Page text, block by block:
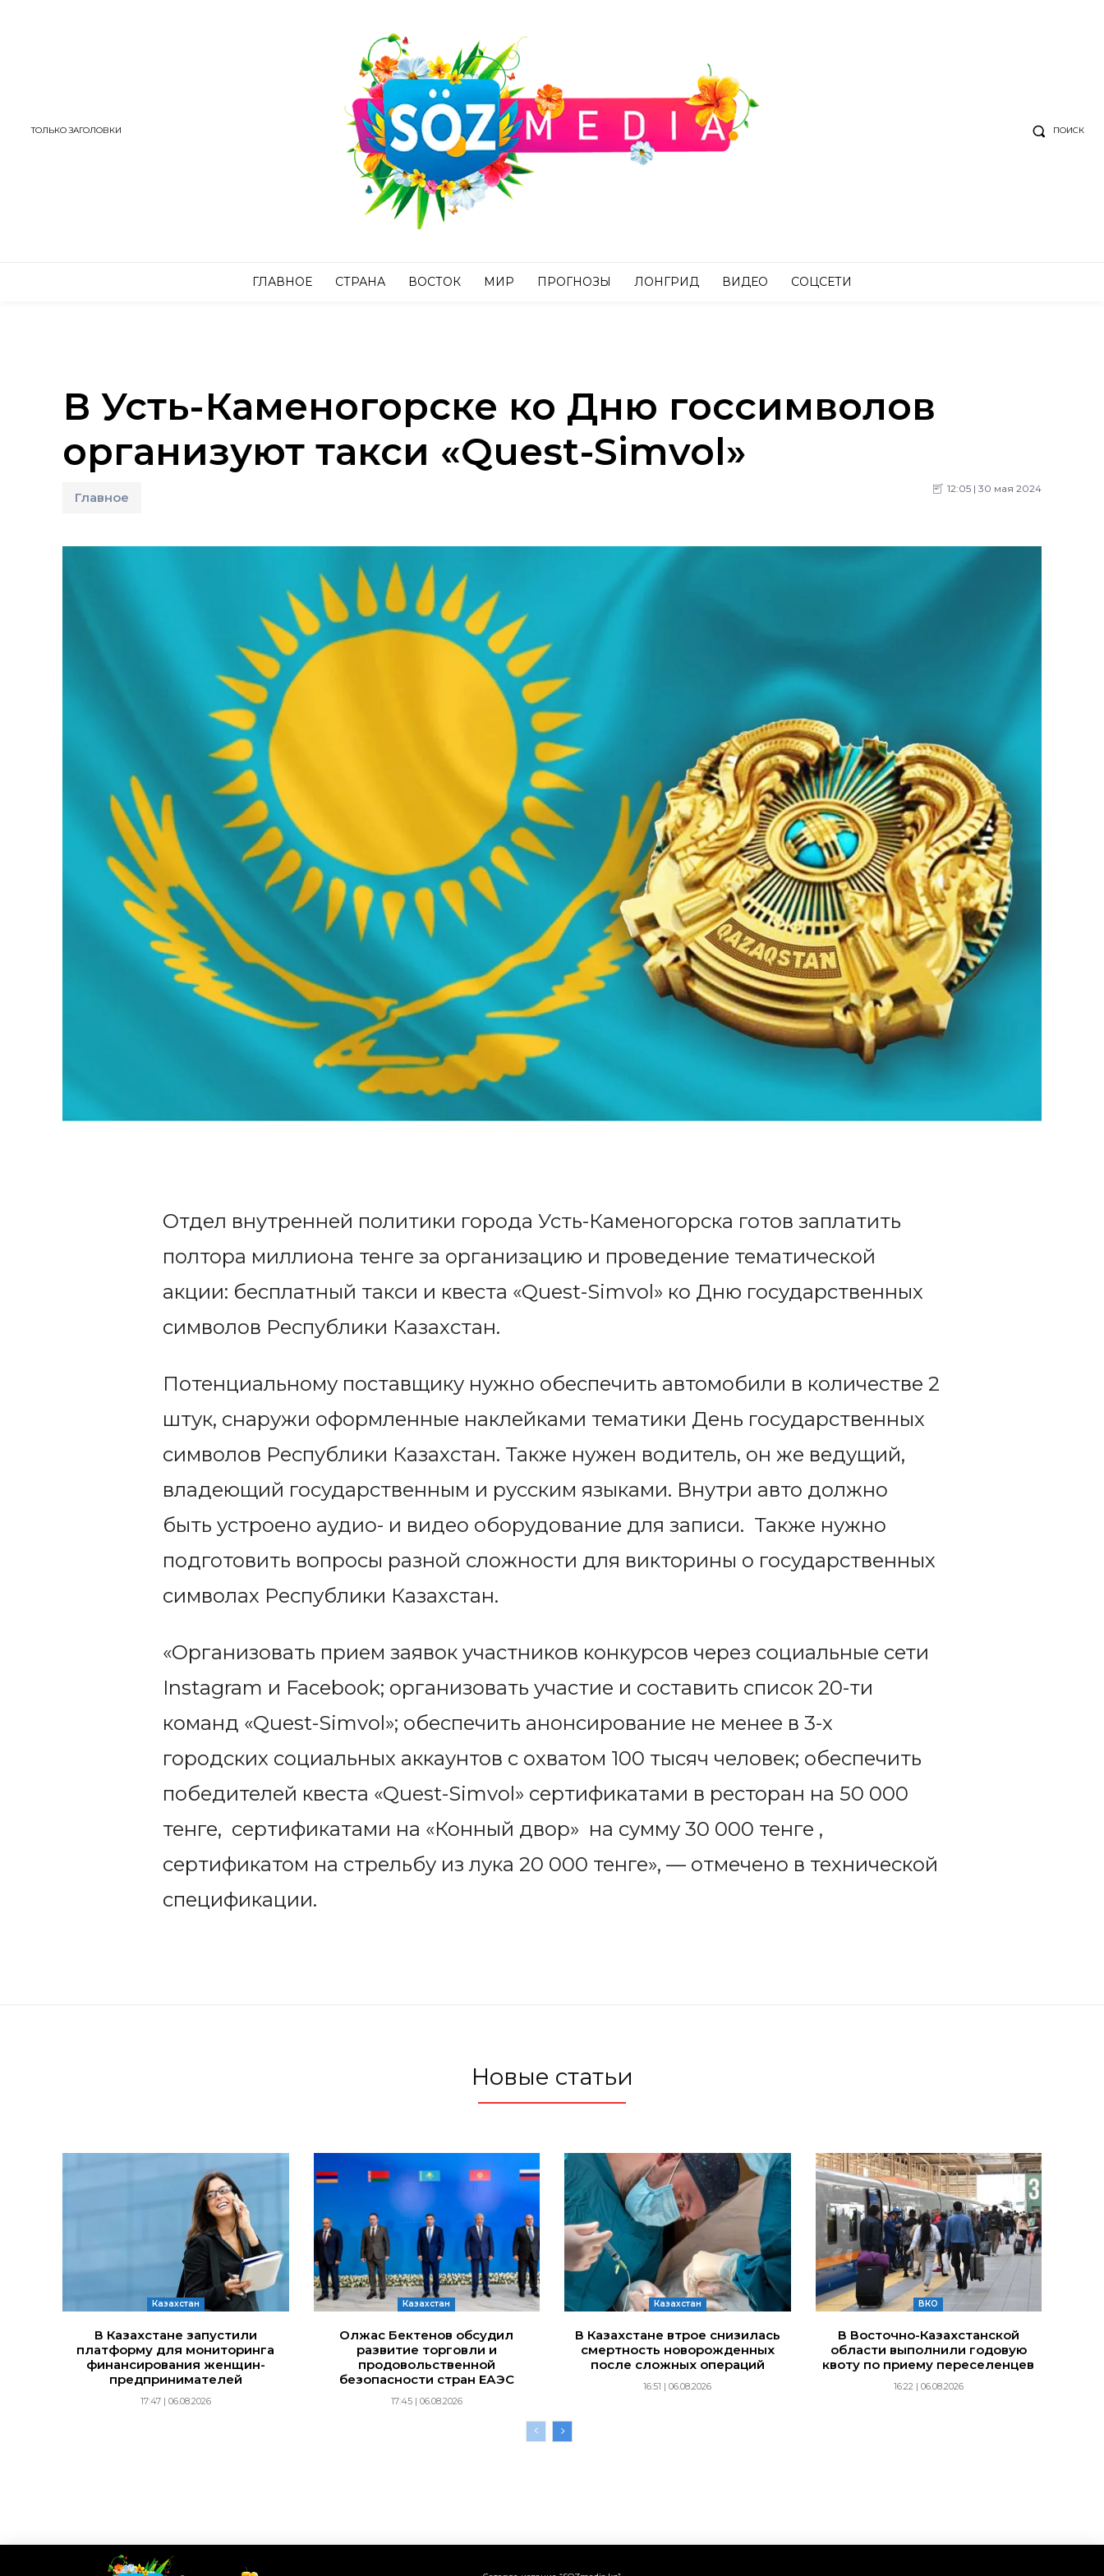
ТОЛЬКО ЗАГОЛОВКИ ПОИСК
ГЛАВНОЕ СТРАНА ВОСТОК МИР ПРОГНОЗЫ ЛОНГРИД ВИДЕО СОЦСЕТИ
В Усть-Каменогорске ко Дню госсимволов
организуют такси «Quest-Simvol»
Главное
12:05 | 30 мая 2024
Отдел внутренней политики города Усть-Каменогорска готов заплатить
полтора миллиона тенге за организацию и проведение тематической
акции: бесплатный такси и квеста «Quest-Simvol» ко Дню государственных
символов Республики Казахстан.
Потенциальному поставщику нужно обеспечить автомобили в количестве 2
штук, снаружи оформленные наклейками тематики День государственных
символов Республики Казахстан. Также нужен водитель, он же ведущий,
владеющий государственным и русским языками. Внутри авто должно
быть устроено аудио- и видео оборудование для записи. Также нужно
подготовить вопросы разной сложности для викторины о государственных
символах Республики Казахстан.
«Организовать прием заявок участников конкурсов через социальные сети
Instagram и Facebook; организовать участие и составить список 20-ти
команд «Quest-Simvol»; обеспечить анонсирование не менее в 3-х
городских социальных аккаунтов с охватом 100 тысяч человек; обеспечить
победителей квеста «Quest-Simvol» сертификатами в ресторан на 50 000
тенге, сертификатами на «Конный двор» на сумму 30 000 тенге ,
сертификатом на стрельбу из лука 20 000 тенге», — отмечено в технической
спецификации.
Новые статьи
Казахстан
В Казахстане запустили
платформу для мониторинга
финансирования женщин-
предпринимателей
17:47 | 06.08.2026
Казахстан
Олжас Бектенов обсудил
развитие торговли и
продовольственной
безопасности стран ЕАЭС
17:45 | 06.08.2026
Казахстан
В Казахстане втрое снизилась
смертность новорожденных
после сложных операций
16:51 | 06.08.2026
ВКО
В Восточно-Казахстанской
области выполнили годовую
квоту по приему переселенцев
16:22 | 06.08.2026